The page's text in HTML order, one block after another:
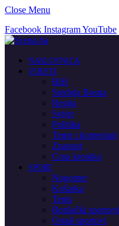
Close Menu
Facebook InstagramYouTube
NASLOVNICA
VIJESTI
BiH
Srednja Bosna
Regija
Svijet
Politika
Teme i komentari
Znanost
Crna kronika
SPORT
Nogomet
Košarka
Tenis
Borilački sportovi
Ostali sportovi